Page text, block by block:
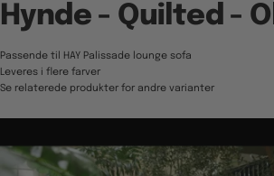
Hynde - Quilted -
Passende til HAY Palissade lounge sofa
Leveres i flere farver
Se relaterede produkter for andre varianter